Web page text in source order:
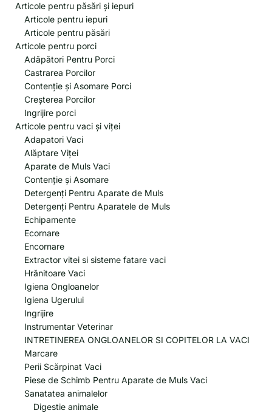
Articole pentru păsări și iepuri
Articole pentru iepuri
Articole pentru păsări
Articole pentru porci
Adăpători Pentru Porci
Castrarea Porcilor
Contenție și Asomare Porci
Creșterea Porcilor
Ingrijire porci
Articole pentru vaci și viței
Adapatori Vaci
Alăptare Viței
Aparate de Muls Vaci
Contenție și Asomare
Detergenți Pentru Aparate de Muls
Detergenți Pentru Aparatele de Muls
Echipamente
Ecornare
Encornare
Extractor vitei si sisteme fatare vaci
Hrănitoare Vaci
Igiena Ongloanelor
Igiena Ugerului
Ingrijire
Instrumentar Veterinar
INTRETINEREA ONGLOANELOR SI COPITELOR LA VACI
Marcare
Perii Scărpinat Vaci
Piese de Schimb Pentru Aparate de Muls Vaci
Sanatatea animalelor
Digestie animale